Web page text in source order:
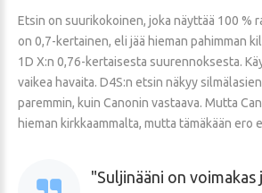
Etsin on suurikokoinen, joka näyttää 100 %
on 0,7-kertainen, eli jää hieman pahimman
1D X:n 0,76-kertaisesta suurennoksesta.
vaikea havaita. D4S:n etsin näkyy
paremmin, kuin Canonin vastaava. Mutta
hieman kirkkaammalta, mutta tämäkään ero
Suljinääni on voimakas